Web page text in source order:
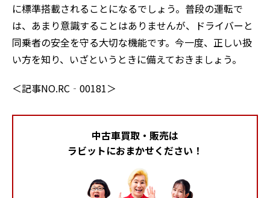
に標準搭載されることになるでしょう。普段の運転で
は、あまり意識することはありませんが、ドライバーと
同乗者の安全を守る大切な機能です。今一度、正しい扱
い方を知り、いざというときに備えておきましょう。
＜記事NO.RC‐00181＞
中古車買取・販売は
ラビットにおまかせください！